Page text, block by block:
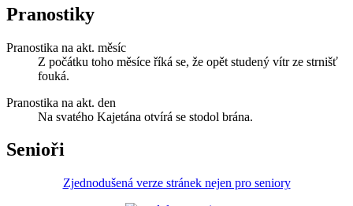
Pranostiky
Pranostika na akt. měsíc
Z počátku toho měsíce říká se, že opět studený vítr ze strnišť
fouká.
Pranostika na akt. den
Na svatého Kajetána otvírá se stodol brána.
Senioři
Zjednodušená verze stránek nejen pro seniory